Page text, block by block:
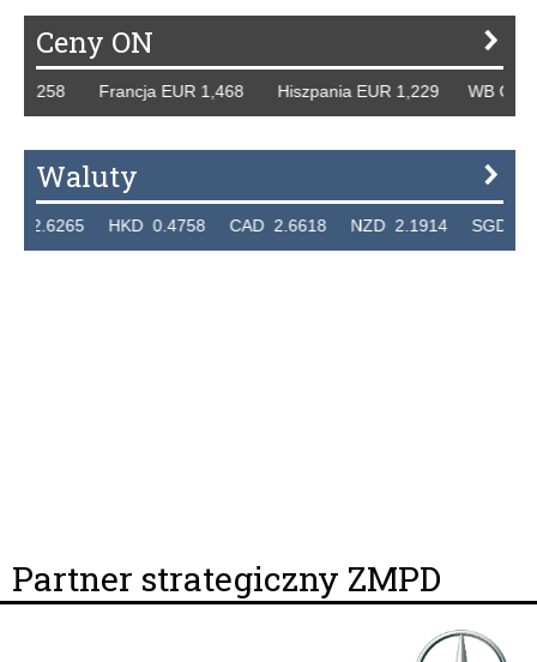
Ceny ON
Francja EUR 1,468 Hiszpania EUR 1,229 WB GBP
Waluty
HKD 0.4758 CAD 2.6618 NZD 2.1914 SGD
Partner strategiczny ZMPD